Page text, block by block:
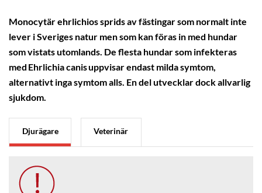
Monocytär ehrlichios sprids av fästingar som normalt inte
lever i Sveriges natur men som kan föras in med hundar
som vistats utomlands. De flesta hundar som infekteras
med Ehrlichia canis uppvisar endast milda symtom,
alternativt inga symtom alls. En del utvecklar dock allvarlig
sjukdom.
Djurägare Veterinär